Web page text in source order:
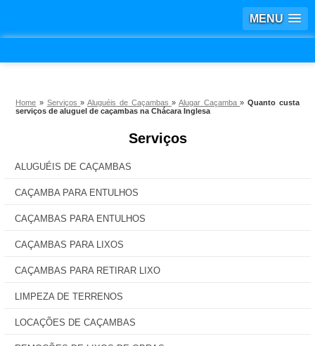
MENU
Home » Serviços»Aluguéis de Caçambas» Alugar Caçamba» Quanto custa
serviços de aluguel de caçambas na Chácara Inglesa
Serviços
ALUGUÉIS DE CAÇAMBAS
CAÇAMBA PARA ENTULHOS
CAÇAMBAS PARA ENTULHOS
CAÇAMBAS PARA LIXOS
CAÇAMBAS PARA RETIRAR LIXO
LIMPEZA DE TERRENOS
LOCAÇÕES DE CAÇAMBAS